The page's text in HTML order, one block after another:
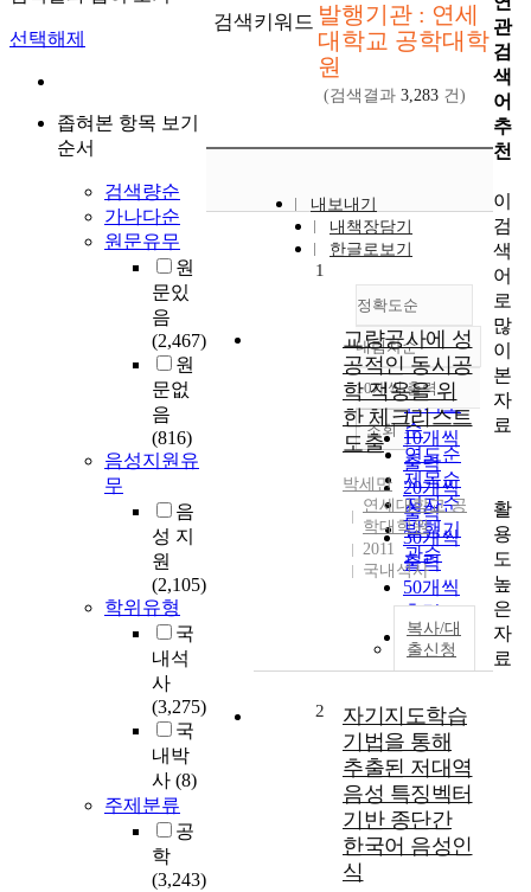
선택해제
좁혀본 항목 보기
순서
검색량순
가나다순
원문유무
원
문있
음
(2,467)
원
문없
음
(816)
음성지원유
무
음
성 지
원
(2,105)
학위유형
국
내석
사
(3,275)
국
내박
사 (8)
주제분류
공
학
(3,243)
검색키워드 발행기관 : 연세
대학교 공학대학
원
(검색결과 3,283 건)
내보내기
내책장담기
한글로보기
정확도순
정확도
순
인기도
순
연도순
제목순
저자순
발행기
관순
내림차순
내림차순
10개씩 출력
10개씩
출력
20개씩
출력
30개씩
출력
50개씩
출력
100개씩
출력
조회
1
교량공사에 성
공적인 동시공
학 적용을 위
한 체크리스트
도출
박세만
연세대학교 공
학대학원
2011
국내석사
복사/대
출신청
2
자기지도학습
기법을 통해
추출된 저대역
음성 특징벡터
기반 종단간
한국어 음성인
식
관
검
색
어
추
천
이
검
색
어
로
많
이
본
자
료
활
용
도
높
은
자
료